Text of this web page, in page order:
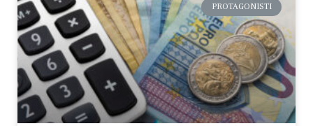
PROTAGONISTI